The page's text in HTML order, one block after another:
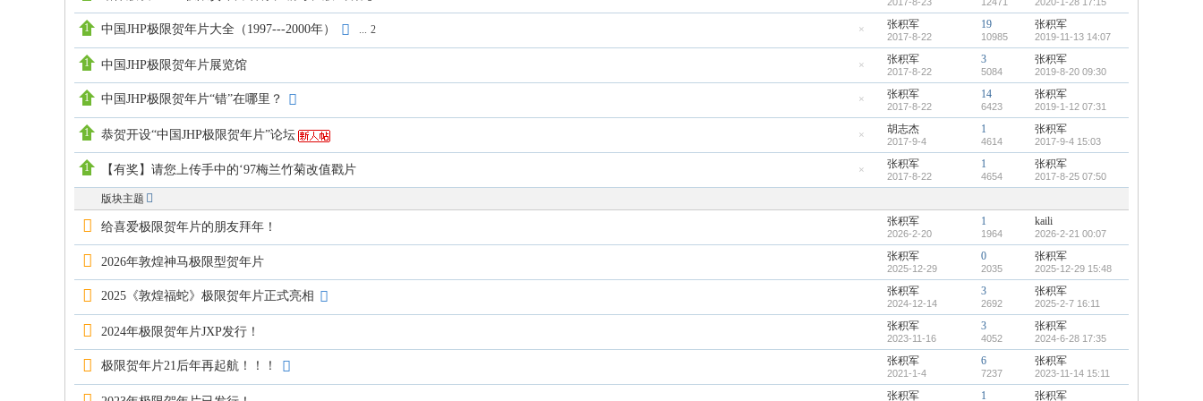
帖
藏
置
帖
藏
置
帖
中国JHP极限贺年片大全（1997---2000年） ... 2 张积军
2017-8-22
19
10985
张积军
2019-11-13 14:07
藏
置
帖
中国JHP极限贺年片展览馆 张积军
2017-8-22
3
5084
张积军
2019-8-20 09:30
藏
置
帖
中国JHP极限贺年片“错”在哪里？ 张积军
2017-8-22
14
6423
张积军
2019-1-12 07:31
藏
置
帖
恭贺开设“中国JHP极限贺年片”论坛 胡志杰
2017-9-4
1
4614
张积军
2017-9-4 15:03
藏
顶
【有奖】请您上传手中的‘97梅兰竹菊改值戳片 张积军
2017-8-22
1
4654
张积军
2017-8-25 07:50
版块主题
给喜爱极限贺年片的朋友拜年！ 张积军
2026-2-20
1
1964
kaili
2026-2-21 00:07
2026年敦煌神马极限型贺年片 张积军
2025-12-29
0
2035
张积军
2025-12-29 15:48
2025《敦煌福蛇》极限贺年片正式亮相 张积军
2024-12-14
3
2692
张积军
2025-2-7 16:11
2024年极限贺年片JXP发行！ 张积军
2023-11-16
3
4052
张积军
2024-6-28 17:35
极限贺年片21后年再起航！！！ 张积军
2021-1-4
6
7237
张积军
2023-11-14 15:11
张积军 1 张积军